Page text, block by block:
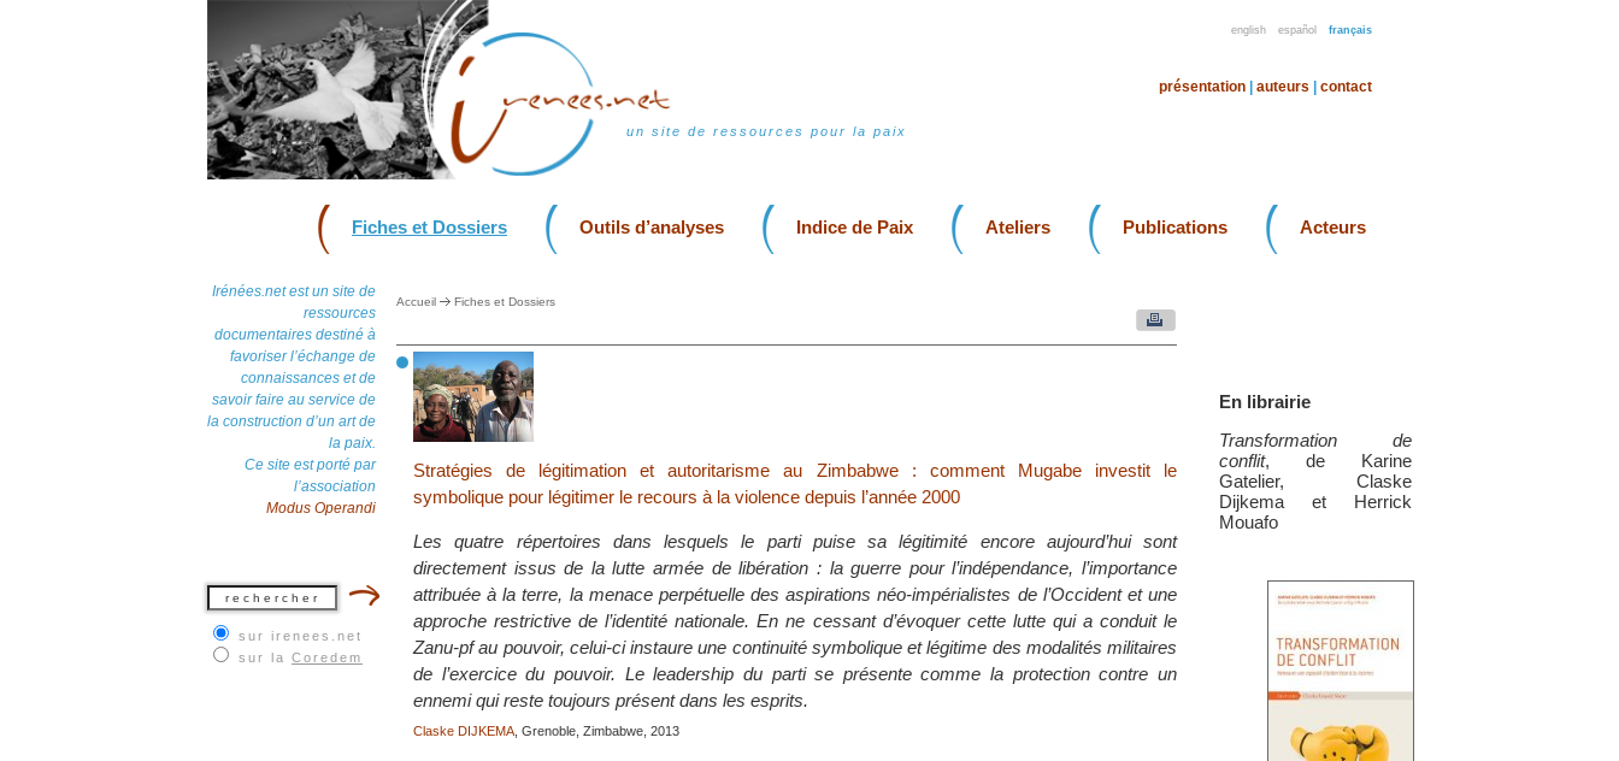
english español français
un site de ressources pour la paix
présentation auteurs contact
Fiches et Dossiers Outils d’analyses Indice de Paix Ateliers Publications Acteurs
Irénées.net est un site de
ressources
documentaires destiné à
favoriser l’échange de
connaissances et de
savoir faire au service de
la construction d’un art de
la paix.
Ce site est porté par
l’association
Modus Operandi
sur irenees.net
sur la Coredem
En librairie
Transformation de
conflit, de Karine
Gatelier, Claske
Dijkema et Herrick
Mouafo
Accueil Fiches et Dossiers
Stratégies de légitimation et autoritarisme au Zimbabwe : comment Mugabe investit le
symbolique pour légitimer le recours à la violence depuis l’année 2000
Les quatre répertoires dans lesquels le parti puise sa légitimité encore aujourd’hui sont
directement issus de la lutte armée de libération : la guerre pour l’indépendance, l’importance
attribuée à la terre, la menace perpétuelle des aspirations néo-impérialistes de l’Occident et une
approche restrictive de l’identité nationale. En ne cessant d’évoquer cette lutte qui a conduit le
Zanu-pf au pouvoir, celui-ci instaure une continuité symbolique et légitime des modalités militaires
de l’exercice du pouvoir. Le leadership du parti se présente comme la protection contre un
ennemi qui reste toujours présent dans les esprits.
Claske DIJKEMA , Grenoble, Zimbabwe, 2013